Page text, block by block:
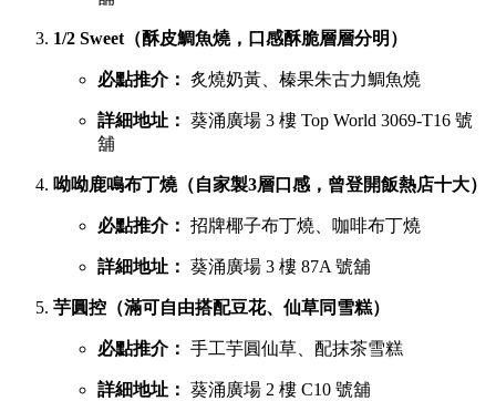
1/2 Sweet（酥皮鯛魚燒，口感酥脆層層分明）
必點推介： 炙燒奶黃、榛果朱古力鯛魚燒
詳細地址： 葵涌廣場 3 樓 Top World 3069-T16 號
舖
呦呦鹿鳴布丁燒（自家製3層口感，曾登開飯熱店十大）
必點推介： 招牌椰子布丁燒、咖啡布丁燒
詳細地址： 葵涌廣場 3 樓 87A 號舖
芋圓控（滿可自由搭配豆花、仙草同雪糕）
必點推介： 手工芋圓仙草、配抹茶雪糕
詳細地址： 葵涌廣場 2 樓 C10 號舖